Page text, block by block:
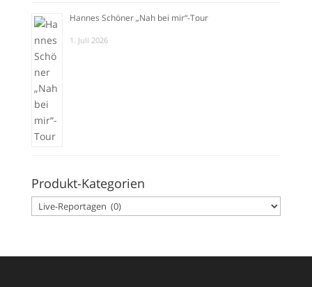
Hannes Schöner „Nah bei mir“-Tour
1. Juli 2026
Produkt-Kategorien